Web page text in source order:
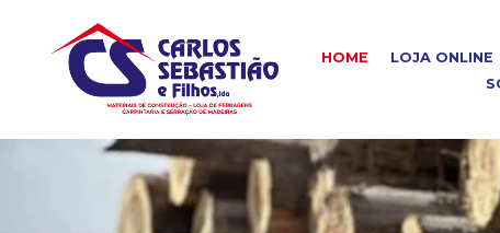
HOME LOJA ONLINE